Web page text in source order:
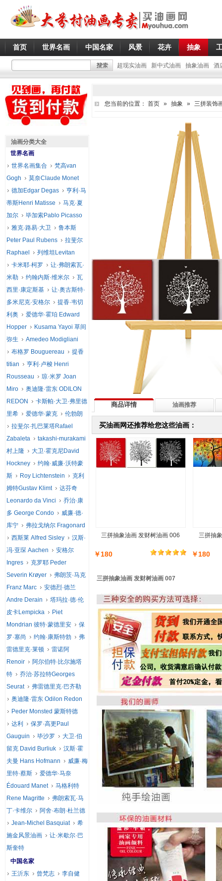
首页 世界名画 中国名家 风景 花卉 抽象
超现实油画 新中式油画 抽象油画 酒
您当前的位置： 首页 » 抽象 » 三拼装饰
商品详情 油画推荐
买油画网还推荐给您这些油画：
三拼抽象油画 发财树油画 006
￥180
三拼抽
￥180
三拼抽象油画 发财树油画 007
油画分类大全
世界名画
世界名画集合
梵高van
Gogh
莫奈Claude Monet
德加Edgar Degas
亨利·马
蒂斯Henri Matisse
马克·夏
加尔
毕加索Pablo Picasso
雅克·路易·大卫
鲁本斯
Peter Paul Rubens
拉斐尔
Raphael
列维坦Levitan
卡米耶·柯罗
让·弗朗索瓦·
米勒
约翰内斯·维米尔
瓦
西里·康定斯基
让·奥古斯特·
多米尼克·安格尔
提香·韦切
利奥
爱德华·霍珀 Edward
Hopper
Kusama Yayoi 草间
弥生
Amedeo Modigliani
布格罗 Bouguereau
提香
titian
亨利·卢梭 Henri
Rousseau
琼·米罗 Joan
Miro
奥迪隆·雷东 ODILON
REDON
卡斯帕·大卫·弗里德
里希
爱德华·蒙克
伦勃朗
拉斐尔·扎巴莱塔Rafael
Zabaleta
takashi-murakami
村上隆
大卫·霍克尼David
Hockney
约翰·威廉·沃特豪
斯
Roy Lichtenstein
克利
姆特Gustav Klimt
达芬奇
Leonardo da Vinci
乔治·康
多 George Condo
威廉·德·
库宁
弗拉戈纳尔 Fragonard
西斯莱 Alfred Sisley
汉斯·
冯·亚琛 Aachen
安格尔
Ingres
克罗耶 Peder
Severin Krøyer
弗朗茨·马克
Franz Marc
安德烈·德兰
Andre Derain
塔玛拉·德·伦
皮卡Lempicka
Piet
Mondrian 彼特·蒙德里安
保
罗·塞尚
约翰·康斯特勃
弗
雷德里克·莱顿
雷诺阿
Renoir
阿尔伯特·比尔施塔
特
乔治·苏拉特Georges
Seurat
弗雷德里克·巴齐勒
奥迪隆·雷东 Odilon Redon
Peder Monsted 蒙斯特德
达利
保罗·高更Paul
Gauguin
毕沙罗
大卫·伯
留克 David Burliuk
汉斯·霍
夫曼 Hans Hofmann
威廉·梅
里特·蔡斯
爱德华·马奈
Édouard Manet
马格利特
Rene Magritte
弗朗索瓦·马
丁·卡维尔
阿舍·布朗·杜兰德
Jean-Michel Basquiat
希
施金风景油画
让·米歇尔·巴
斯奎特
中国名家
王沂东
曾梵志
李自健